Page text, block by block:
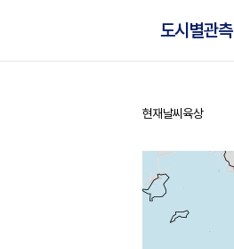
도시별관측
홈
현재날씨 육상